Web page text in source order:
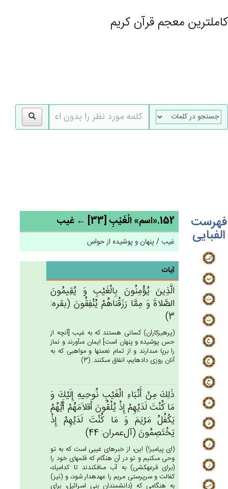
کاملترین معجم قرآن کریم
فهرست
الفبایی
152.«اسم» الْغَيْب‌ِ [33] ← غیب
غیب / پنهان و پوشیده از حواس
آیات
الَّذِين‌َ يُؤْمِنُون‌َ بِالْغَيْب‌ِ وَ يُقِيمُون‌َ
الصَّلاة‌َ وَ مِمَّا رَزَقْناهُم‌ْ يُنْفِقُون‌َ (بقره:
3)
(پرهيزكاران) كسانى هستند كه به غيب [آنچه از
حس پوشيده و پنهان است‏] ايمان مى‏آورند و نماز
را برپا مى‏دارند و از تمام نعمتها و مواهبى كه به
آنان روزى داده‏ايم، انفاق مى‏كنند. (3)
ذَلِك‌َ مِن‌ْ أَنْبَاءِ الْغَيْب‌ِ نُوحِيه‌ِ إِلَيْك‌َ وَ
مَا كُنْت‌َ لَدَيْهِم‌ْ إِذْ يُلْقُون‌َ أَقلاَمَهُم‌ْ أَيُّهُم‌ْ
يَكْفُل‌ُ مَرْيَم‌َ وَ مَا كُنْت‌َ لَدَيْهِم‌ْ إِذْ
يَخْتَصِمُون‌َ (آل‌عمران: 44)
(اى پيامبر!) اين، از خبرهاى غيبى است كه به تو
وحى مى‏كنيم و تو در آن هنگام كه قلمهاى خود را
(براى قرعه‏كشى) به آب مى‏افكندند تا كداميك
كفالت و سرپرستى مريم را عهده‏دار شود، و (نيز)
به هنگامى كه (دانشمندان بنى اسرائيل، براى